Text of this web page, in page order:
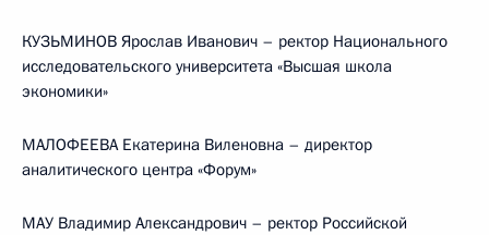
КУЗЬМИНОВ Ярослав Иванович – ректор Национального
исследовательского университета «Высшая школа
экономики»
МАЛОФЕЕВА Екатерина Виленовна – директор
аналитического центра «Форум»
МАУ Владимир Александрович – ректор Российской